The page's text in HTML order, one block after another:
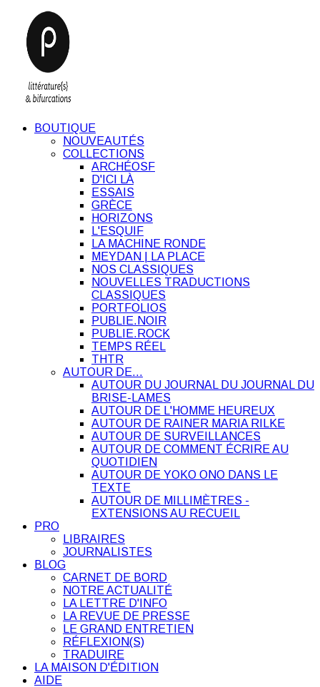
BOUTIQUE
NOUVEAUTÉS
COLLECTIONS
ARCHÉOSF
D'ICI LÀ
ESSAIS
GRÈCE
HORIZONS
L'ESQUIF
LA MACHINE RONDE
MEYDAN | LA PLACE
NOS CLASSIQUES
NOUVELLES TRADUCTIONS
CLASSIQUES
PORTFOLIOS
PUBLIE.NOIR
PUBLIE.ROCK
TEMPS RÉEL
THTR
AUTOUR DE…
AUTOUR DU JOURNAL DU JOURNAL DU
BRISE-LAMES
AUTOUR DE L'HOMME HEUREUX
AUTOUR DE RAINER MARIA RILKE
AUTOUR DE SURVEILLANCES
AUTOUR DE COMMENT ÉCRIRE AU
QUOTIDIEN
AUTOUR DE YOKO ONO DANS LE
TEXTE
AUTOUR DE MILLIMÈTRES -
EXTENSIONS AU RECUEIL
PRO
LIBRAIRES
JOURNALISTES
BLOG
CARNET DE BORD
NOTRE ACTUALITÉ
LA LETTRE D'INFO
LA REVUE DE PRESSE
LE GRAND ENTRETIEN
RÉFLEXION(S)
TRADUIRE
LA MAISON D'ÉDITION
AIDE